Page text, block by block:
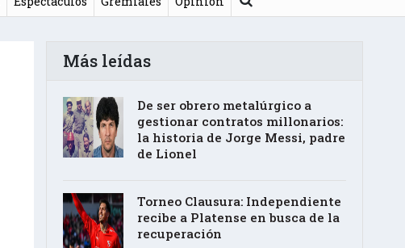
Más leídas
De ser obrero metalúrgico a
gestionar contratos millonarios:
la historia de Jorge Messi, padre
de Lionel
Torneo Clausura: Independiente
recibe a Platense en busca de la
recuperación